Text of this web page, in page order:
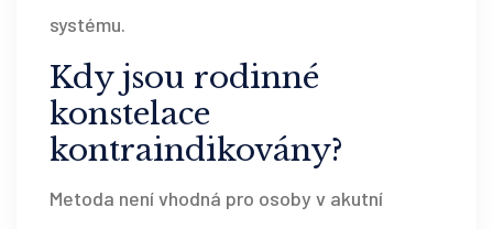
systému.
Kdy jsou rodinné
konstelace
kontraindikovány?
Metoda není vhodná pro osoby v akutní